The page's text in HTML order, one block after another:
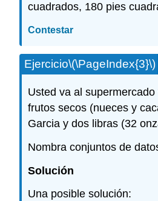
cuadrados, 180 pies
Contestar
Ejercicio\(\PageIndex{3}\)
Usted va al
frutos secos (nueces y
Garcia y dos libras (32
Nombra conjuntos de
Solución
Una posible solución: